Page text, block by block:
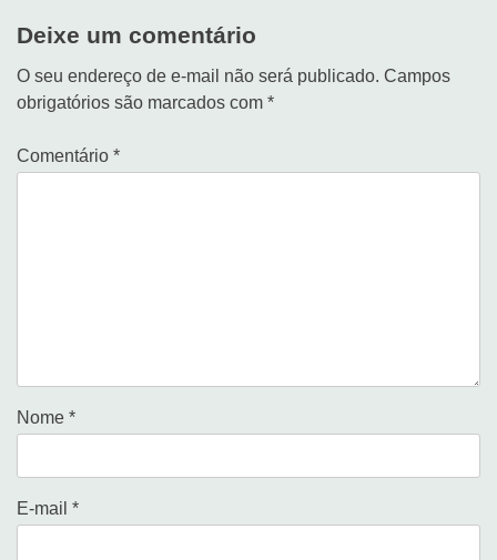
Deixe um comentário
O seu endereço de e-mail não será publicado. Campos
obrigatórios são marcados com *
Comentário *
Nome *
E-mail *